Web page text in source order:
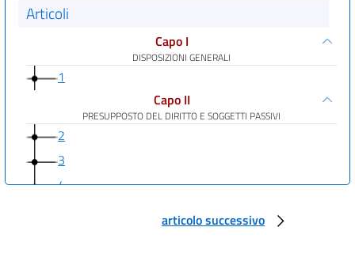
Articoli
Capo I
DISPOSIZIONI GENERALI
1
Capo II
PRESUPPOSTO DEL DIRITTO E SOGGETTI PASSIVI
2
3
4
ACCERTAMENTO, LIQUIDAZIONE E RISCOSSIONE DEL DIRITTO
articolo successivo